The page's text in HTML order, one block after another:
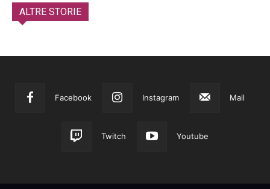
ALTRE STORIE
Facebook Instagram Mail
Twitch Youtube